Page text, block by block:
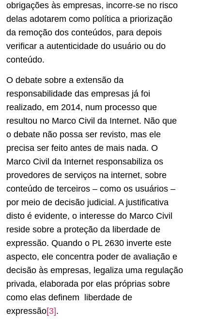
obrigações às empresas, incorre-se no risco
delas adotarem como política a priorização
da remoção dos conteúdos, para depois
verificar a autenticidade do usuário ou do
conteúdo.
O debate sobre a extensão da
responsabilidade das empresas já foi
realizado, em 2014, num processo que
resultou no Marco Civil da Internet. Não que
o debate não possa ser revisto, mas ele
precisa ser feito antes de mais nada. O
Marco Civil da Internet responsabiliza os
provedores de serviços na internet, sobre
conteúdo de terceiros – como os usuários –
por meio de decisão judicial. A justificativa
disto é evidente, o interesse do Marco Civil
reside sobre a proteção da liberdade de
expressão. Quando o PL 2630 inverte este
aspecto, ele concentra poder de avaliação e
decisão às empresas, legaliza uma regulação
privada, elaborada por elas próprias sobre
como elas definem liberdade de
expressão[3].